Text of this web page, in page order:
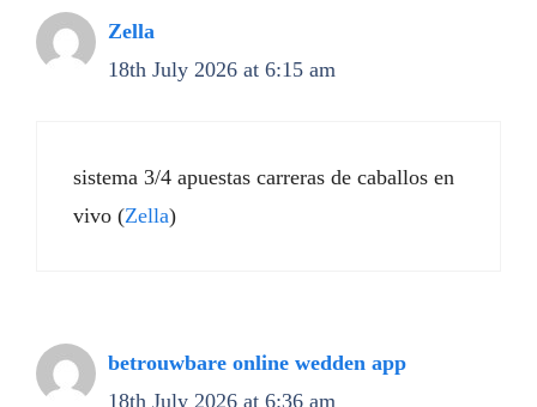
Zella
18th July 2026 at 6:15 am
sistema 3/4 apuestas carreras de caballos en
vivo (Zella)
betrouwbare online wedden app
18th July 2026 at 6:36 am